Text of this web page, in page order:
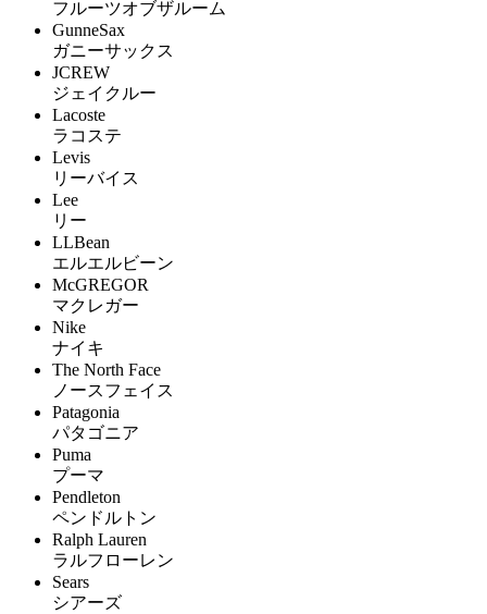
フルーツオブザルーム
GunneSax
ガニーサックス
JCREW
ジェイクルー
Lacoste
ラコステ
Levis
リーバイス
Lee
リー
LLBean
エルエルビーン
McGREGOR
マクレガー
Nike
ナイキ
The North Face
ノースフェイス
Patagonia
パタゴニア
Puma
プーマ
Pendleton
ペンドルトン
Ralph Lauren
ラルフローレン
Sears
シアーズ